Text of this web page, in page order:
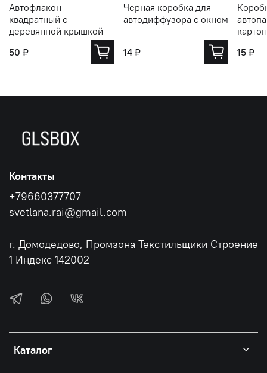
Автофлакон
квадратный с
деревянной крышкой
50 ₽
Черная коробка для
автодиффузора с окном
14 ₽
15 ₽
Каталог
Контакты
+79660377707
svetlana.rai@gmail.com
г. Домодедово, Промзона Текстильщики Строение
1 Индекс 142002